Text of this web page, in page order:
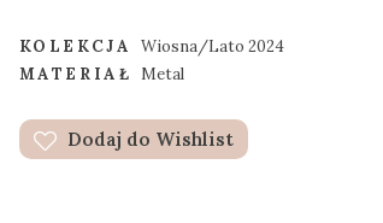
KOLEKCJA
Wiosna/Lato 2024
MATERIAŁ Metal
Dodaj do Wishlist